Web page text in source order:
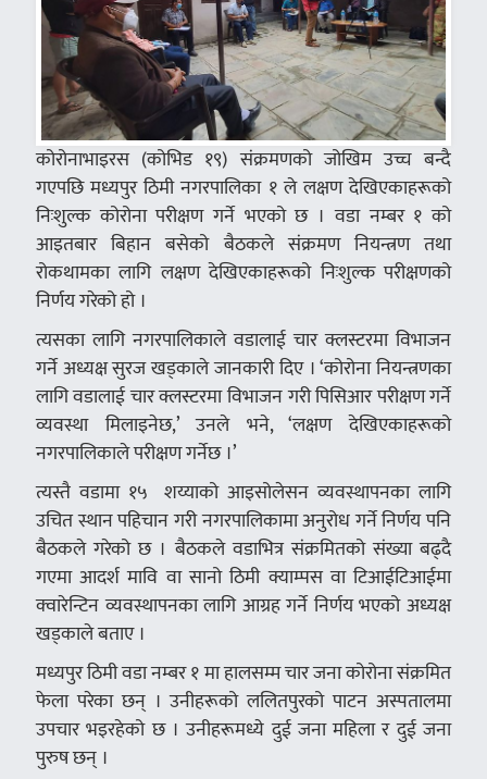
कोरोनाभाइरस (कोभिड १९) संक्रमणको जोखिम उच्च बन्दै
गएपछि मध्यपुर ठिमी नगरपालिका १ ले लक्षण देखिएकाहरूको
निःशुल्क कोरोना परीक्षण गर्ने भएको छ । वडा नम्बर १ को
आइतबार बिहान बसेको बैठकले संक्रमण नियन्त्रण तथा
रोकथामका लागि लक्षण देखिएकाहरूको निःशुल्क परीक्षणको
निर्णय गरेको हो ।
त्यसका लागि नगरपालिकाले वडालाई चार क्लस्टरमा विभाजन
गर्ने अध्यक्ष सुरज खड्काले जानकारी दिए । ‘कोरोना नियन्त्रणका
लागि वडालाई चार क्लस्टरमा विभाजन गरी पिसिआर परीक्षण गर्ने
व्यवस्था मिलाइनेछ,’ उनले भने, ‘लक्षण देखिएकाहरूको
नगरपालिकाले परीक्षण गर्नेछ ।’
त्यस्तै वडामा १५ शय्याको आइसोलेसन व्यवस्थापनका लागि
उचित स्थान पहिचान गरी नगरपालिकामा अनुरोध गर्ने निर्णय पनि
बैठकले गरेको छ । बैठकले वडाभित्र संक्रमितको संख्या बढ्दै
गएमा आदर्श मावि वा सानो ठिमी क्याम्पस वा टिआईटिआईमा
क्वारेन्टिन व्यवस्थापनका लागि आग्रह गर्ने निर्णय भएको अध्यक्ष
खड्काले बताए ।
मध्यपुर ठिमी वडा नम्बर १ मा हालसम्म चार जना कोरोना संक्रमित
फेला परेका छन् । उनीहरूको ललितपुरको पाटन अस्पतालमा
उपचार भइरहेको छ । उनीहरूमध्ये दुई जना महिला र दुई जना
पुरुष छन् ।